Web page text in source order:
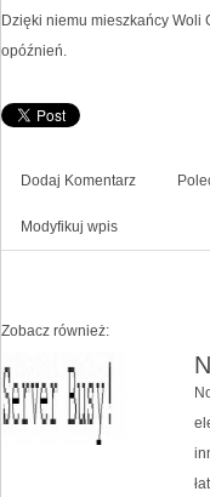
Dzięki niemu mieszkańcy Woli
opóźnień.
Dodaj Komentarz
Modyfikuj wpis
Zobacz również: